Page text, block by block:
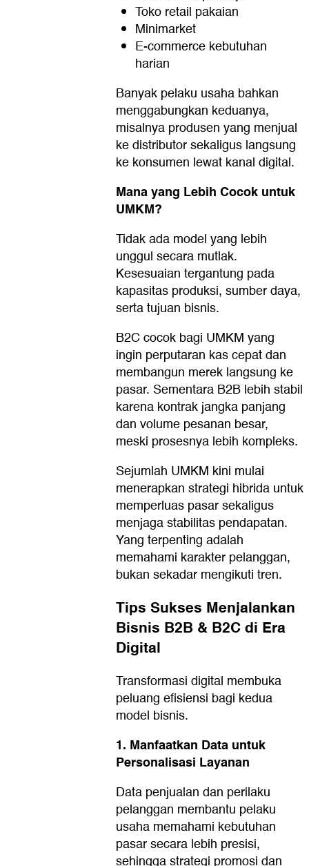
Toko retail pakaian
Minimarket
E-commerce kebutuhan
harian
Banyak pelaku usaha bahkan
menggabungkan keduanya,
misalnya produsen yang menjual
ke distributor sekaligus langsung
ke konsumen lewat kanal digital.
Mana yang Lebih Cocok untuk
UMKM?
Tidak ada model yang lebih
unggul secara mutlak.
Kesesuaian tergantung pada
kapasitas produksi, sumber daya,
serta tujuan bisnis.
B2C cocok bagi UMKM yang
ingin perputaran kas cepat dan
membangun merek langsung ke
pasar. Sementara B2B lebih stabil
karena kontrak jangka panjang
dan volume pesanan besar,
meski prosesnya lebih kompleks.
Sejumlah UMKM kini mulai
menerapkan strategi hibrida untuk
memperluas pasar sekaligus
menjaga stabilitas pendapatan.
Yang terpenting adalah
memahami karakter pelanggan,
bukan sekadar mengikuti tren.
Tips Sukses Menjalankan
Bisnis B2B & B2C di Era
Digital
Transformasi digital membuka
peluang efisiensi bagi kedua
model bisnis.
1. Manfaatkan Data untuk
Personalisasi Layanan
Data penjualan dan perilaku
pelanggan membantu pelaku
usaha memahami kebutuhan
pasar secara lebih presisi,
sehingga strategi promosi dan